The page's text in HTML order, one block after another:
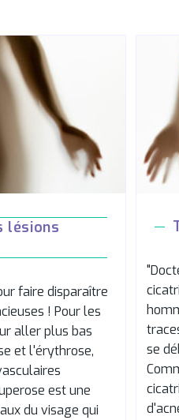
lésions
faire disparaître
! Pour les
aller plus bas
et l'érythrose,
est une
du visage qui
se